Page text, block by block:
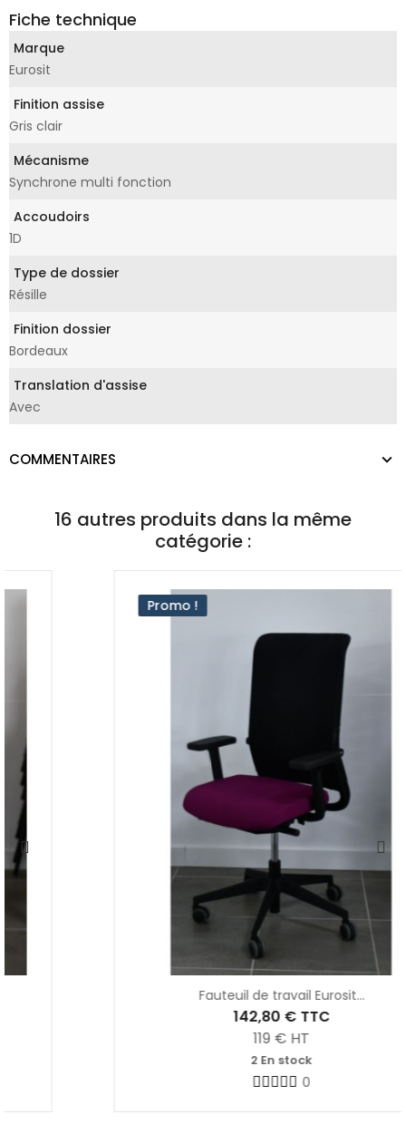
Fiche technique
Marque
Eurosit
Finition assise
Gris clair
Mécanisme
Synchrone multi fonction
Accoudoirs
1D
Type de dossier
Résille
Finition dossier
Bordeaux
Translation d'assise
Avec
COMMENTAIRES
16 autres produits dans la même
catégorie :
Fauteuil de travail Eurosit...
TTC